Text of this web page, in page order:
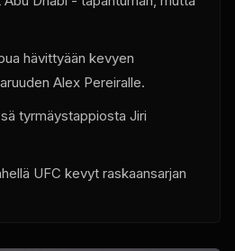
hävittyään kevyen
Alex Pereiralle.
tyrmäystappiosta Jiri
UFC kevyt raskaansarjan